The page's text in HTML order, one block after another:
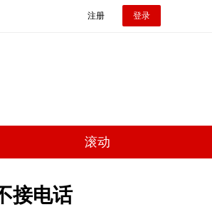
注册 登录
滚动
接电话